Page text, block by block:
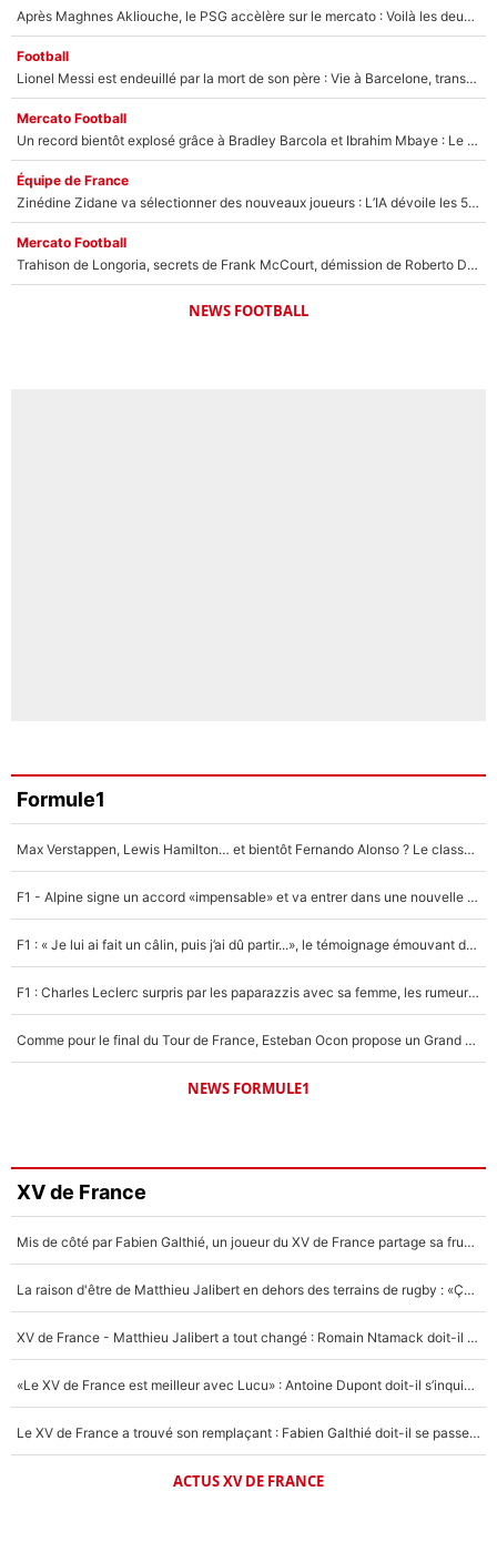
Après Maghnes Akliouche, le PSG accèlère sur le mercato : Voilà les deux nouvelles recrues qui vont signer la semaine prochaine ?
Football
Lionel Messi est endeuillé par la mort de son père : Vie à Barcelone, transfert au PSG... voilà comment Jorge Messi a joué un rôle essentiel dans sa carrière !
Mercato Football
Un record bientôt explosé grâce à Bradley Barcola et Ibrahim Mbaye : Le PSG sur le point de réaliser un mercato historique ?
Équipe de France
Zinédine Zidane va sélectionner des nouveaux joueurs : L’IA dévoile les 5 cracks qui pourraient rapidement le rejoindre en équipe de France !
Mercato Football
Trahison de Longoria, secrets de Frank McCourt, démission de Roberto De Zerbi : Medhi Benatia se lâche sur son départ de l'OM et fait d'importantes révélations
NEWS FOOTBALL
Formule1
Max Verstappen, Lewis Hamilton… et bientôt Fernando Alonso ? Le classement des pilotes les mieux payés en Formule 1 risque de changer !
F1 - Alpine signe un accord «impensable» et va entrer dans une nouvelle dimension : Grande nouvelle pour Pierre Gasly !
F1 : « Je lui ai fait un câlin, puis j’ai dû partir...», le témoignage émouvant de Max Verstappen sur sa fille
F1 : Charles Leclerc surpris par les paparazzis avec sa femme, les rumeurs étaient vraies !
Comme pour le final du Tour de France, Esteban Ocon propose un Grand Prix de Formule 1 à Paris : «Autour de l’Arc de Triomphe, ce serait génial» !
NEWS FORMULE1
XV de France
Mis de côté par Fabien Galthié, un joueur du XV de France partage sa frustration : «ils ne me l’ont pas dit tout de suite»
La raison d'être de Matthieu Jalibert en dehors des terrains de rugby : «Ça m'atteint autant que si tu touches à un membre de ma famille»
XV de France - Matthieu Jalibert a tout changé : Romain Ntamack doit-il s’inquiéter pour sa place à un an de la Coupe du monde ?
«Le XV de France est meilleur avec Lucu» : Antoine Dupont doit-il s’inquiéter pour sa place ?
Le XV de France a trouvé son remplaçant : Fabien Galthié doit-il se passer d'Antoine Dupont ?
ACTUS XV DE FRANCE